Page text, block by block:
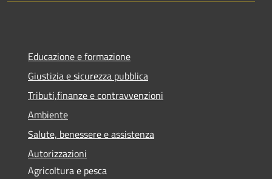
Educazione e formazione
Giustizia e sicurezza pubblica
Tributi,finanze e contravvenzioni
Ambiente
Salute, benessere e assistenza
Autorizzazioni
Agricoltura e pesca